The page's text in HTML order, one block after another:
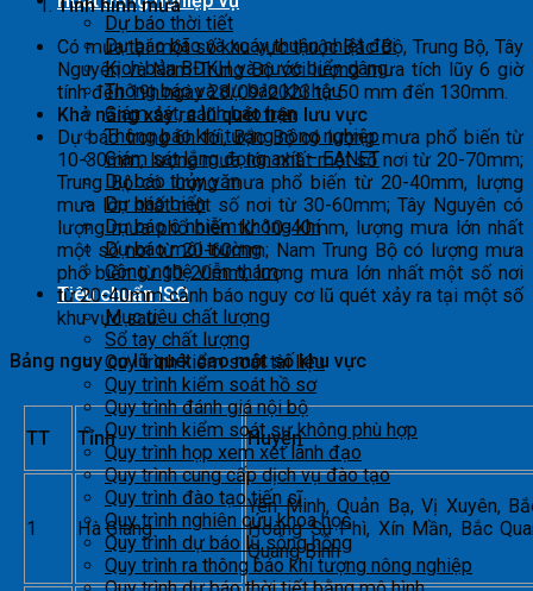
Dự báo thời tiết
Dự báo bão và xoáy thuận nhiệt đới
Kịch bản BĐKH và nước biển dâng
Thông báo và dự báo khí hậu
Giám sát, cảnh báo hạn
Thông báo khí tượng nông nghiệp
Giám sát lắng đọng axít – EANET
Dự báo thủy văn
Dự báo biển
Dự báo ô nhiễm không khí
Dự báo môi trường
Công nghệ viễn thám
Tiêu chuẩn ISO
Mục tiêu chất lượng
Sổ tay chất lượng
Quy trình kiểm soát tài liệu
Quy trình kiểm soát hồ sơ
Quy trình đánh giá nội bộ
Quy trình kiểm soát sự không phù hợp
Quy trình họp xem xét lãnh đạo
Quy trình cung cấp dịch vụ đào tạo
Quy trình đào tạo tiến sĩ
Quy trình nghiên cứu khoa học
Quy trình dự báo lũ sông hồng
Quy trình ra thông báo khí tượng nông nghiệp
Tình hình mưa
Có mưa tại một số khu vực thuộc Bắc Bộ, Trung Bộ, Tây
Nguyên và Nam Trung Bộ với lượng mưa tích lũy 6 giờ
tính đến 19h ngày 28/09/2023 từ 50 mm đến 130mm.
Khả năng xảy ra lũ quét trên lưu vực
Dự báo trong 6h tới, Bắc Bộ có lượng mưa phổ biến từ
10-30mm, lượng mưa lớn nhất một số nơi từ 20-70mm;
Trung Bộ có lượng mưa phổ biến từ 20-40mm, lượng
mưa lớn nhất một số nơi từ 30-60mm; Tây Nguyên có
lượng mưa phổ biến từ 10-40mm, lượng mưa lớn nhất
một số nơi từ 20-60mm; Nam Trung Bộ có lượng mưa
phổ biến từ 10-20mm, lượng mưa lớn nhất một số nơi
từ 20-40mm cảnh báo nguy cơ lũ quét xảy ra tại một số
khu vực sau:
Bảng nguy cơ lũ quét cao một số khu vực
TT Tỉnh Huyện
1 Hà Giang
Yên Minh, Quản Bạ, Vị Xuyên,
Hoàng Su Phì, Xín Mần, Bắc
Quang Bình